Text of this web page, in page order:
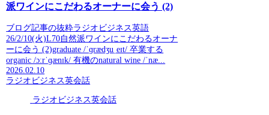
派ワインにこだわるオーナーに会う (2)
ブログ記事の抜粋ラジオビジネス英語
26/2/10(火)L70自然派ワインにこだわるオーナ
ーに会う (2)graduate /ˈɡrædʒuˌeɪt/ 卒業する
organic /ɔːrˈɡænɪk/ 有機のnatural wine /ˈnæ...
2026.02.10
ラジオビジネス英会話
ラジオビジネス英会話